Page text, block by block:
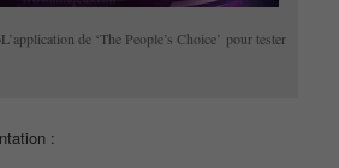
de ‘The People’s Choice’ pour tester
: